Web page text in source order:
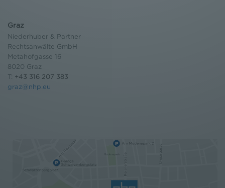
Graz
Niederhuber & Partner
Rechtsanwälte GmbH
Metahofgasse 16
8020 Graz
T: +43 316 207 383
graz@nhp.eu